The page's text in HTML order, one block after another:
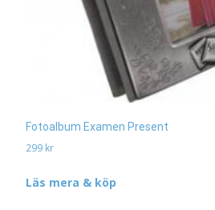
Fotoalbum Examen Present
299 kr
Läs mera & köp